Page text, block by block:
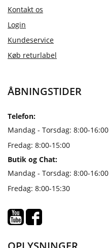
Kontakt os
Login
Kundeservice
Køb returlabel
ÅBNINGSTIDER
Telefon:
Mandag - Torsdag: 8:00-16:00
Fredag: 8:00-15:00
Butik og Chat:
Mandag - Torsdag: 8:00-16:00
Fredag: 8:00-15:30